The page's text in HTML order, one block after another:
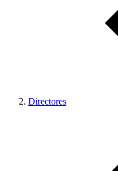
Directores